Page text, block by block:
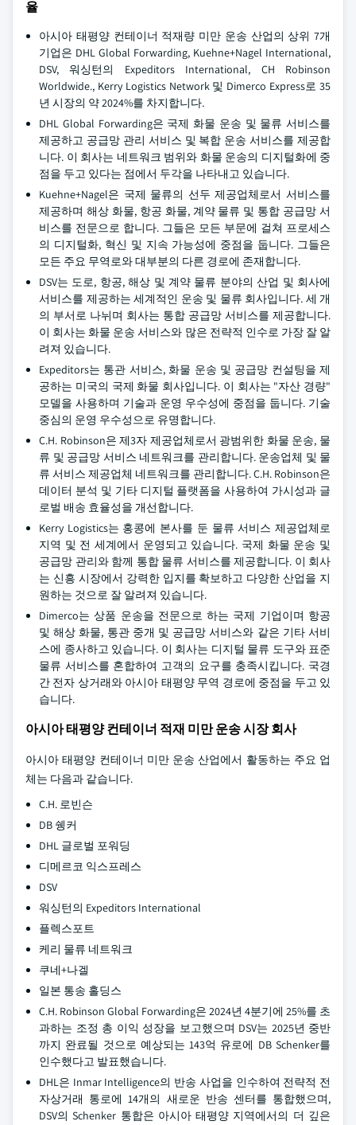
율
아시아 태평양 컨테이너 적재량 미만 운송 산업의 상위 7개
기업은 DHL Global Forwarding, Kuehne+Nagel International,
DSV, 워싱턴의 Expeditors International, CH Robinson
Worldwide., Kerry Logistics Network 및 Dimerco Express로 35
년 시장의 약 2024%를 차지합니다.
DHL Global Forwarding은 국제 화물 운송 및 물류 서비스를
제공하고 공급망 관리 서비스 및 복합 운송 서비스를 제공합
니다. 이 회사는 네트워크 범위와 화물 운송의 디지털화에 중
점을 두고 있다는 점에서 두각을 나타내고 있습니다.
Kuehne+Nagel은 국제 물류의 선두 제공업체로서 서비스를
제공하며 해상 화물, 항공 화물, 계약 물류 및 통합 공급망 서
비스를 전문으로 합니다. 그들은 모든 부문에 걸쳐 프로세스
의 디지털화, 혁신 및 지속 가능성에 중점을 둡니다. 그들은
모든 주요 무역로와 대부분의 다른 경로에 존재합니다.
DSV는 도로, 항공, 해상 및 계약 물류 분야의 산업 및 회사에
서비스를 제공하는 세계적인 운송 및 물류 회사입니다. 세 개
의 부서로 나뉘며 회사는 통합 공급망 서비스를 제공합니다.
이 회사는 화물 운송 서비스와 많은 전략적 인수로 가장 잘 알
려져 있습니다.
Expeditors는 통관 서비스, 화물 운송 및 공급망 컨설팅을 제
공하는 미국의 국제 화물 회사입니다. 이 회사는 "자산 경량"
모델을 사용하며 기술과 운영 우수성에 중점을 둡니다. 기술
중심의 운영 우수성으로 유명합니다.
C.H. Robinson은 제3자 제공업체로서 광범위한 화물 운송, 물
류 및 공급망 서비스 네트워크를 관리합니다. 운송업체 및 물
류 서비스 제공업체 네트워크를 관리합니다. C.H. Robinson은
데이터 분석 및 기타 디지털 플랫폼을 사용하여 가시성과 글
로벌 배송 효율성을 개선합니다.
Kerry Logistics는 홍콩에 본사를 둔 물류 서비스 제공업체로
지역 및 전 세계에서 운영되고 있습니다. 국제 화물 운송 및
공급망 관리와 함께 통합 물류 서비스를 제공합니다. 이 회사
는 신흥 시장에서 강력한 입지를 확보하고 다양한 산업을 지
원하는 것으로 잘 알려져 있습니다.
Dimerco는 상품 운송을 전문으로 하는 국제 기업이며 항공
및 해상 화물, 통관 중개 및 공급망 서비스와 같은 기타 서비
스에 종사하고 있습니다. 이 회사는 디지털 물류 도구와 표준
물류 서비스를 혼합하여 고객의 요구를 충족시킵니다. 국경
간 전자 상거래와 아시아 태평양 무역 경로에 중점을 두고 있
습니다.
아시아 태평양 컨테이너 적재 미만 운송 시장 회사
아시아 태평양 컨테이너 미만 운송 산업에서 활동하는 주요 업
체는 다음과 같습니다.
C.H. 로빈슨
DB 쉥커
DHL 글로벌 포워딩
디메르코 익스프레스
DSV
워싱턴의 Expeditors International
플렉스포트
케리 물류 네트워크
쿠네+나겔
일본 통송 홀딩스
C.H. Robinson Global Forwarding은 2024년 4분기에 25%를 초
과하는 조정 총 이익 성장을 보고했으며 DSV는 2025년 중반
까지 완료될 것으로 예상되는 143억 유로에 DB Schenker를
인수했다고 발표했습니다.
DHL은 Inmar Intelligence의 반송 사업을 인수하여 전략적 전
자상거래 통로에 14개의 새로운 반송 센터를 통합했으며,
DSV의 Schenker 통합은 아시아 태평양 지역에서의 더 깊은